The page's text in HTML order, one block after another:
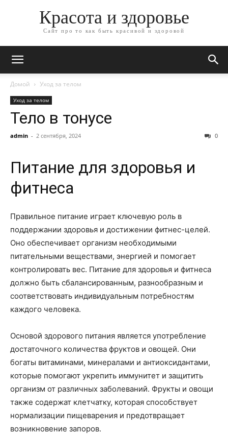
Красота и здоровье
Сайт про то как быть красивой и здоровой
Домой Уход за телом
Уход за телом
Тело в тонусе
admin - 2 сентября, 2024 0
Питание для здоровья и
фитнеса
Правильное питание играет ключевую роль в
поддержании здоровья и достижении фитнес-целей.
Оно обеспечивает организм необходимыми
питательными веществами, энергией и помогает
контролировать вес. Питание для здоровья и фитнеса
должно быть сбалансированным, разнообразным и
соответствовать индивидуальным потребностям
каждого человека.
Основой здорового питания является употребление
достаточного количества фруктов и овощей. Они
богаты витаминами, минералами и антиоксидантами,
которые помогают укрепить иммунитет и защитить
организм от различных заболеваний. Фрукты и овощи
также содержат клетчатку, которая способствует
нормализации пищеварения и предотвращает
возникновение запоров.